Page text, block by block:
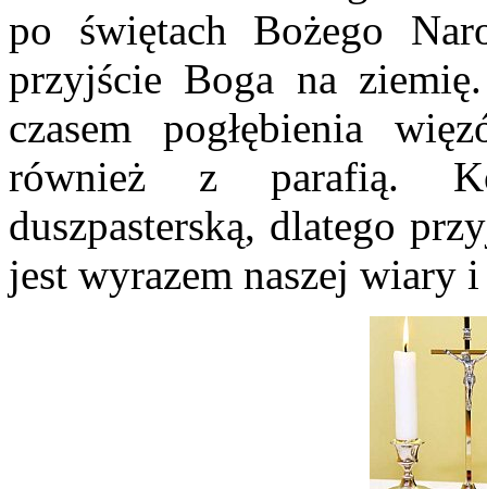
po świętach Bożego
przyjście Boga na
czasem pogłębienia
również z parafią.
duszpasterską, dlatego
jest wyrazem naszej wiary